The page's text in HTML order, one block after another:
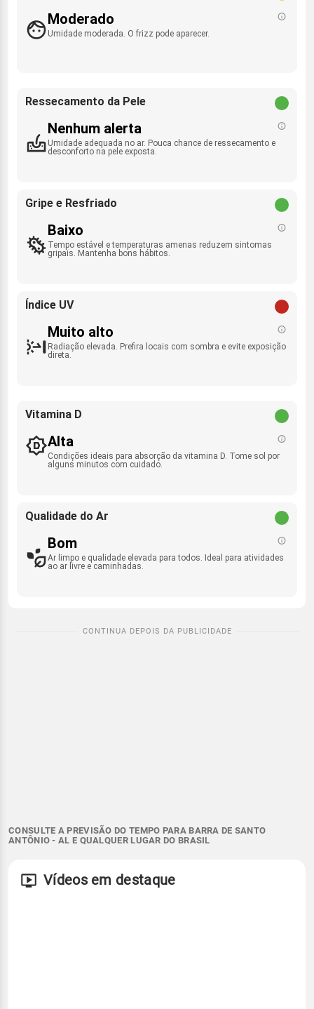
Moderado
Umidade moderada. O frizz pode aparecer.
Ressecamento da Pele
Nenhum alerta
Umidade adequada no ar. Pouca chance de ressecamento e
desconforto na pele exposta.
Gripe e Resfriado
Baixo
Tempo estável e temperaturas amenas reduzem sintomas
gripais. Mantenha bons hábitos.
Índice UV
Muito alto
Radiação elevada. Prefira locais com sombra e evite exposição
direta.
Vitamina D
Alta
Condições ideais para absorção da vitamina D. Tome sol por
alguns minutos com cuidado.
Qualidade do Ar
Bom
Ar limpo e qualidade elevada para todos. Ideal para atividades
ao ar livre e caminhadas.
CONSULTE A PREVISÃO DO TEMPO PARA BARRA DE SANTO
ANTÔNIO - AL E QUALQUER LUGAR DO BRASIL
Vídeos em destaque